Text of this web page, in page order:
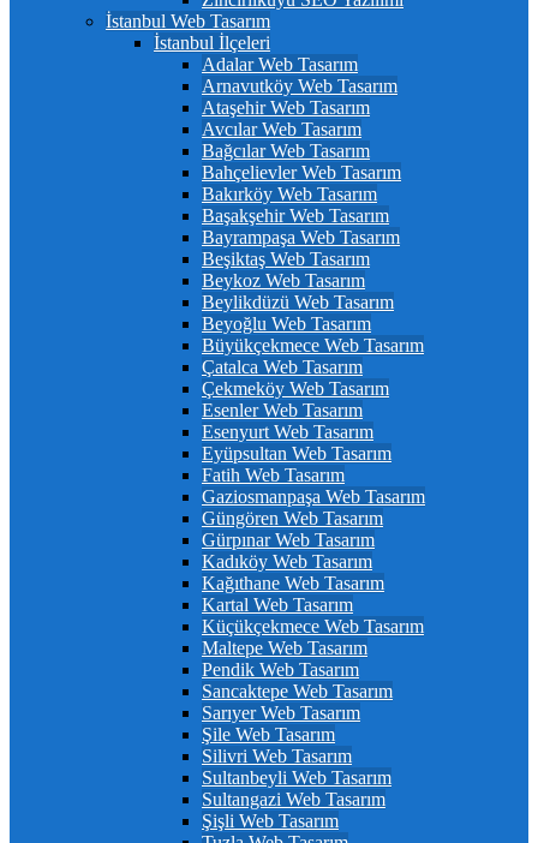
İstanbul Web Tasarım
İstanbul İlçeleri
Adalar Web Tasarım
Arnavutköy Web Tasarım
Ataşehir Web Tasarım
Avcılar Web Tasarım
Bağcılar Web Tasarım
Bahçelievler Web Tasarım
Bakırköy Web Tasarım
Başakşehir Web Tasarım
Bayrampaşa Web Tasarım
Beşiktaş Web Tasarım
Beykoz Web Tasarım
Beylikdüzü Web Tasarım
Beyoğlu Web Tasarım
Büyükçekmece Web Tasarım
Çatalca Web Tasarım
Çekmeköy Web Tasarım
Esenler Web Tasarım
Esenyurt Web Tasarım
Eyüpsultan Web Tasarım
Fatih Web Tasarım
Gaziosmanpaşa Web Tasarım
Güngören Web Tasarım
Gürpınar Web Tasarım
Kadıköy Web Tasarım
Kağıthane Web Tasarım
Kartal Web Tasarım
Küçükçekmece Web Tasarım
Maltepe Web Tasarım
Pendik Web Tasarım
Sancaktepe Web Tasarım
Sarıyer Web Tasarım
Şile Web Tasarım
Silivri Web Tasarım
Sultanbeyli Web Tasarım
Sultangazi Web Tasarım
Şişli Web Tasarım